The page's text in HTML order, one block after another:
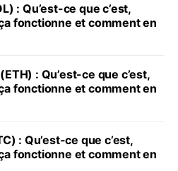
: Qu’est-ce que c’est,
fonctionne et comment en
: Qu’est-ce que c’est,
fonctionne et comment en
: Qu’est-ce que c’est,
fonctionne et comment en